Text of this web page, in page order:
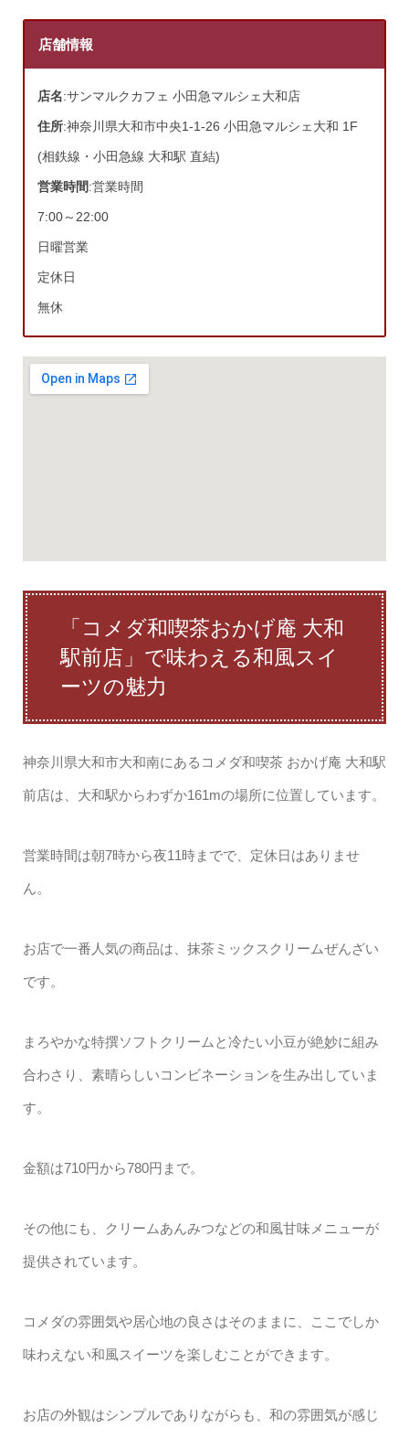
店舗情報
店名:サンマルクカフェ 小田急マルシェ大和店
住所:神奈川県大和市中央1-1-26 小田急マルシェ大和 1F
(相鉄線・小田急線 大和駅 直結)
営業時間:営業時間
7:00～22:00
日曜営業
定休日
無休
「コメダ和喫茶おかげ庵 大和
駅前店」で味わえる和風スイ
ーツの魅力
神奈川県大和市大和南にあるコメダ和喫茶 おかげ庵 大和駅
前店は、大和駅からわずか161mの場所に位置しています。
営業時間は朝7時から夜11時までで、定休日はありませ
ん。
お店で一番人気の商品は、抹茶ミックスクリームぜんざい
です。
まろやかな特撰ソフトクリームと冷たい小豆が絶妙に組み
合わさり、素晴らしいコンビネーションを生み出していま
す。
金額は710円から780円まで。
その他にも、クリームあんみつなどの和風甘味メニューが
提供されています。
コメダの雰囲気や居心地の良さはそのままに、ここでしか
味わえない和風スイーツを楽しむことができます。
お店の外観はシンプルでありながらも、和の雰囲気が感じ